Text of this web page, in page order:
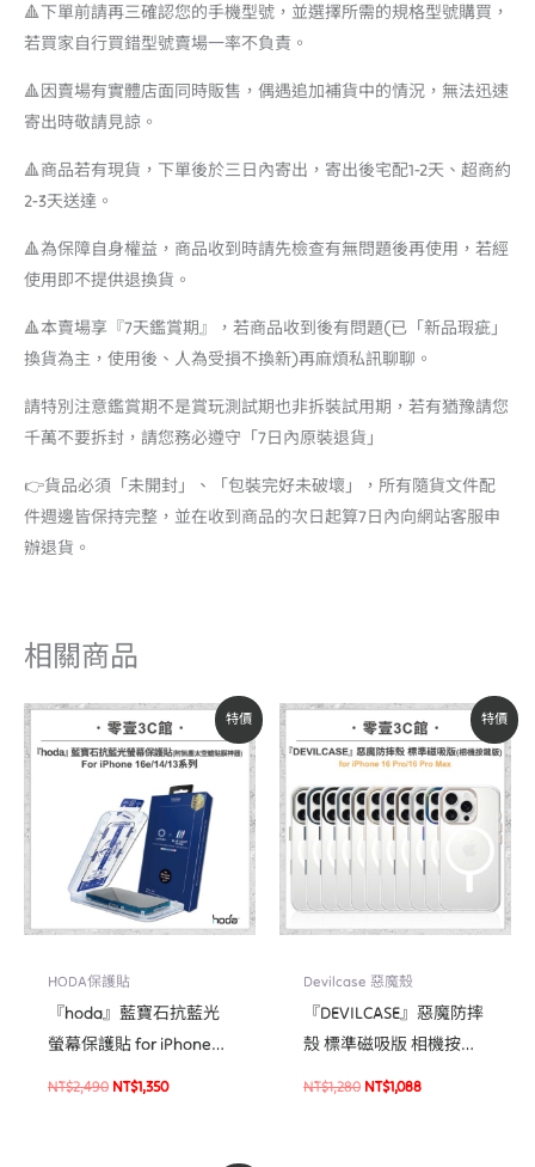
🔺下單前請再三確認您的手機型號，並選擇所需的規格型號購買，
若買家自行買錯型號賣場一率不負責。
🔺因賣場有實體店面同時販售，偶遇追加補貨中的情況，無法迅速
寄出時敬請見諒。
🔺商品若有現貨，下單後於三日內寄出，寄出後宅配1-2天、超商約
2-3天送達。
🔺為保障自身權益，商品收到時請先檢查有無問題後再使用，若經
使用即不提供退換貨。
🔺本賣場享『7天鑑賞期』，若商品收到後有問題(已「新品瑕疵」
換貨為主，使用後、人為受損不換新)再麻煩私訊聊聊。
請特別注意鑑賞期不是賞玩測試期也非拆裝試用期，若有猶豫請您
千萬不要拆封，請您務必遵守「7日內原裝退貨」
👉貨品必須「未開封」、「包裝完好未破壞」，所有隨貨文件配
件週邊皆保持完整，並在收到商品的次日起算7日內向網站客服申
辦退貨。
相關商品
特價
HODA保護貼
『hoda』藍寶石抗藍光
螢幕保護貼 for iPhone
16e / 14 / 13 系列 手機玻
NT$2,490
原
始
價
格：
NT$2,490。
NT$1,350
目
前
價
格：
NT$1,350。
特價
Devilcase 惡魔殼
『DEVILCASE』惡魔防摔
殼 標準磁吸版 相機按鍵
版 For iPhone 16 Pro/16
NT$1,280
原
始
價
格：
NT$1,280。
NT$1,088
目
前
價
格：
NT$1,088。